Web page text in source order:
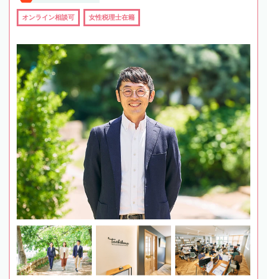
オンライン相談可 女性税理士在籍